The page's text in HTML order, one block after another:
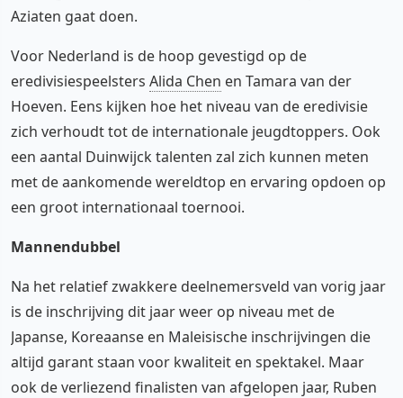
Aziaten gaat doen.
Voor Nederland is de hoop gevestigd op de
eredivisiespeelsters Alida Chen en Tamara van der
Hoeven. Eens kijken hoe het niveau van de eredivisie
zich verhoudt tot de internationale jeugdtoppers. Ook
een aantal Duinwijck talenten zal zich kunnen meten
met de aankomende wereldtop en ervaring opdoen op
een groot internationaal toernooi.
Mannendubbel
Na het relatief zwakkere deelnemersveld van vorig jaar
is de inschrijving dit jaar weer op niveau met de
Japanse, Koreaanse en Maleisische inschrijvingen die
altijd garant staan voor kwaliteit en spektakel. Maar
ook de verliezend finalisten van afgelopen jaar, Ruben